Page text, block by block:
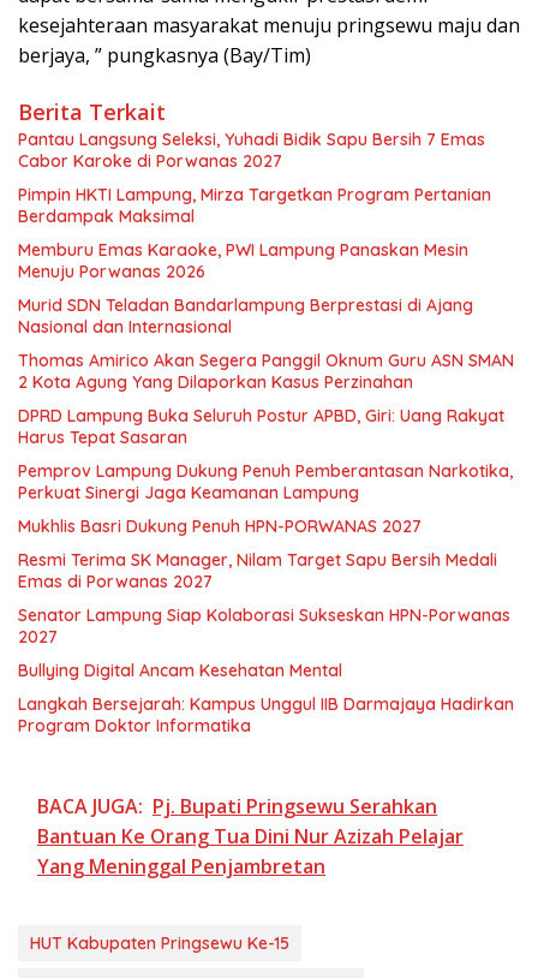
kesejahteraan masyarakat menuju pringsewu maju dan
berjaya, ” pungkasnya (Bay/Tim)
Berita Terkait
Pantau Langsung Seleksi, Yuhadi Bidik Sapu Bersih 7 Emas
Cabor Karoke di Porwanas 2027
Pimpin HKTI Lampung, Mirza Targetkan Program Pertanian
Berdampak Maksimal
Memburu Emas Karaoke, PWI Lampung Panaskan Mesin
Menuju Porwanas 2026
Murid SDN Teladan Bandarlampung Berprestasi di Ajang
Nasional dan Internasional
Thomas Amirico Akan Segera Panggil Oknum Guru ASN SMAN
2 Kota Agung Yang Dilaporkan Kasus Perzinahan
DPRD Lampung Buka Seluruh Postur APBD, Giri: Uang Rakyat
Harus Tepat Sasaran
Pemprov Lampung Dukung Penuh Pemberantasan Narkotika,
Perkuat Sinergi Jaga Keamanan Lampung
Mukhlis Basri Dukung Penuh HPN-PORWANAS 2027
Resmi Terima SK Manager, Nilam Target Sapu Bersih Medali
Emas di Porwanas 2027
Senator Lampung Siap Kolaborasi Sukseskan HPN-Porwanas
2027
Bullying Digital Ancam Kesehatan Mental
Langkah Bersejarah: Kampus Unggul IIB Darmajaya Hadirkan
Program Doktor Informatika
BACA JUGA: Pj. Bupati Pringsewu Serahkan
Bantuan Ke Orang Tua Dini Nur Azizah Pelajar
Yang Meninggal Penjambretan
HUT Kabupaten Pringsewu Ke-15